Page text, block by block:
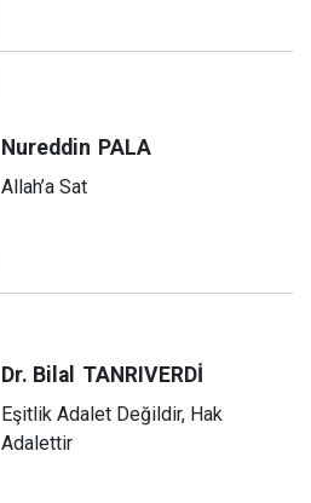
Nureddin PALA
Allah’a Sat
Dr. Bilal TANRIVERDİ
Eşitlik Adalet Değildir, Hak
Adalettir